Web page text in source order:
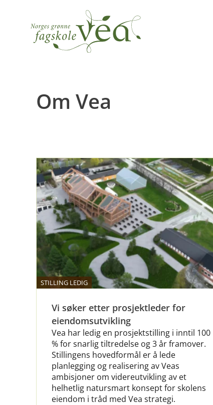
Om Vea
STILLING LEDIG
Vi søker etter prosjektleder for
eiendomsutvikling
Vea har ledig en prosjektstilling i inntil 100
% for snarlig tiltredelse og 3 år framover.
Stillingens hovedformål er å lede
planlegging og realisering av Veas
ambisjoner om videreutvikling av et
helhetlig natursmart konsept for skolens
eiendom i tråd med Vea strategi.